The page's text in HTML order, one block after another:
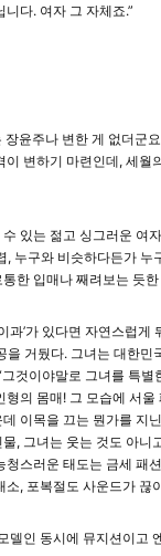
다. 여자 그 자체죠.”
윤주나 변한 게 없더군
변하기 마련인데, 세월
있는 젊고 싱그러운 여
누구와 비슷하다든가
한 입매나 째려보는 듯
과’가 있다면 자연스럽게
을 거뒀다. 그녀는 대한
것이야말로 그녀를 특
의 몸매! 그 모습에 서
이목을 끄는 뭔가를 지
, 그녀는 웃는 것도 아
스러운 태도는 금세 패
, 포복절도 사운드가 끊
델인 동시에 뮤지션이